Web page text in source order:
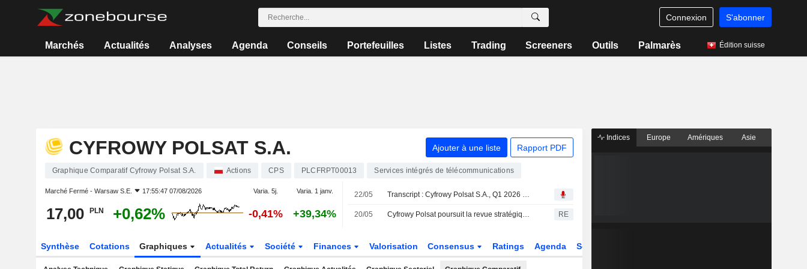
Connexion S'abonner
Marchés Actualités Analyses Agenda Conseils Portefeuilles Listes Trading Screeners Outils Palmarès Édition suisse
CYFROWY POLSAT S.A. Ajouter à une liste Rapport PDF
Graphique Comparatif Cyfrowy Polsat S.A. Actions CPS PLCFRPT00013 Services intégrés de télécommunications
Marché Fermé - Warsaw S.E. 17:55:47 07/08/2026 Varia. 5j. Varia. 1 janv.
17,00 PLN +0,62% -0,41% +39,34%
22/05 Transcript : Cyfrowy Polsat S.A., Q1 2026 Earnings Call, May 21, 2026
20/05 Cyfrowy Polsat poursuit la revue stratégique de ses actifs et annoncera sa stratégie à long terme d'ici fin 2026 RE
Synthèse Cotations Graphiques Actualités Société Finances Valorisation Consensus Ratings Agenda Secteur
Indices Europe Amériques Asie